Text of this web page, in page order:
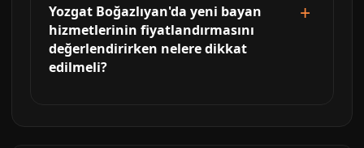
Yozgat Boğazlıyan'da yeni bayan
hizmetlerinin fiyatlandırmasını
değerlendirirken nelere dikkat
edilmeli?